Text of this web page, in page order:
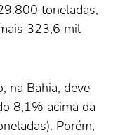
toneladas,
323,6 mil
na Bahia, deve
8,1% acima da
Porém,